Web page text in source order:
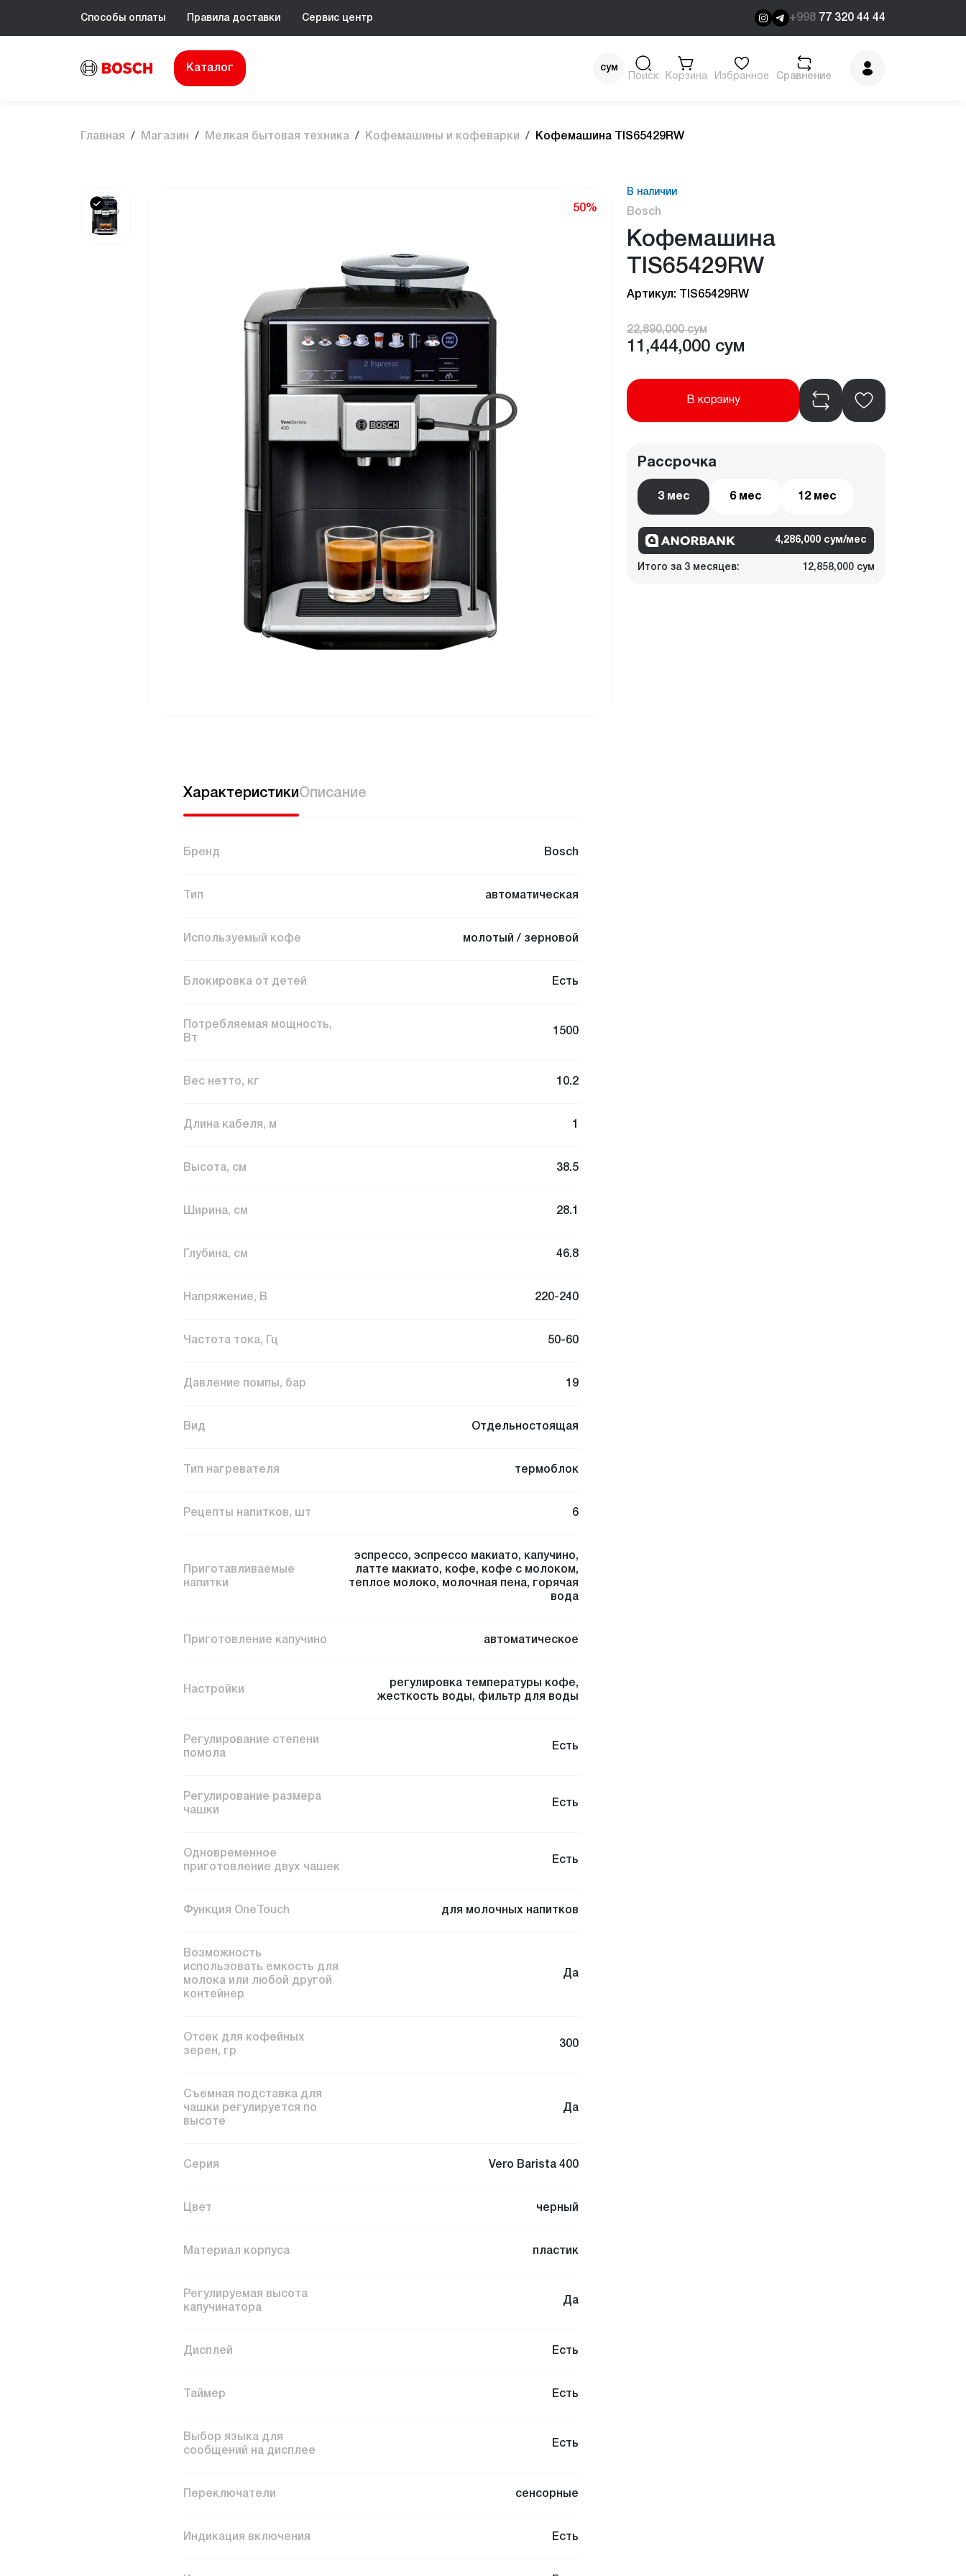
Способы оплаты Правила доставки Сервис центр +998 77 320 44 44
Каталог сум
Поиск Корзина Избранное Сравнение
Главная Магазин Мелкая бытовая техника Кофемашины и кофеварки Кофемашина TIS65429RW
50%
В наличии
Bosch
Кофемашина
TIS65429RW
Артикул: TIS65429RW
22,890,000 сум
11,444,000 сум
В корзину
Рассрочка
3 мес 6 мес 12 мес
4,286,000 сум/мес
Итого за 3 месяцев: 12,858,000 сум
ХарактеристикиОписание
Бренд Bosch
Тип автоматическая
Используемый кофе молотый / зерновой
Блокировка от детей Есть
Потребляемая мощность,
Вт
1500
Вес нетто, кг 10.2
Длина кабеля, м 1
Высота, см 38.5
Ширина, см 28.1
Глубина, см 46.8
Напряжение, В 220-240
Частота тока, Гц 50-60
Давление помпы, бар 19
Вид Отдельностоящая
Тип нагревателя термоблок
Рецепты напитков, шт 6
Приготавливаемые
напитки
эспрессо, эспрессо макиато, капучино,
латте макиато, кофе, кофе с молоком,
теплое молоко, молочная пена, горячая
вода
Приготовление капучино автоматическое
Настройки
регулировка температуры кофе,
жесткость воды, фильтр для воды
Регулирование степени
помола
Есть
Регулирование размера
чашки
Есть
Одновременное
приготовление двух чашек
Есть
Функция OneTouch для молочных напитков
Возможность
использовать емкость для
молока или любой другой
контейнер
Да
Отсек для кофейных
зерен, гр
300
Съемная подставка для
чашки регулируется по
высоте
Да
Серия Vero Barista 400
Цвет черный
Материал корпуса пластик
Регулируемая высота
капучинатора
Да
Дисплей Есть
Таймер Есть
Выбор языка для
сообщений на дисплее
Есть
Переключатели сенсорные
Индикация включения Есть